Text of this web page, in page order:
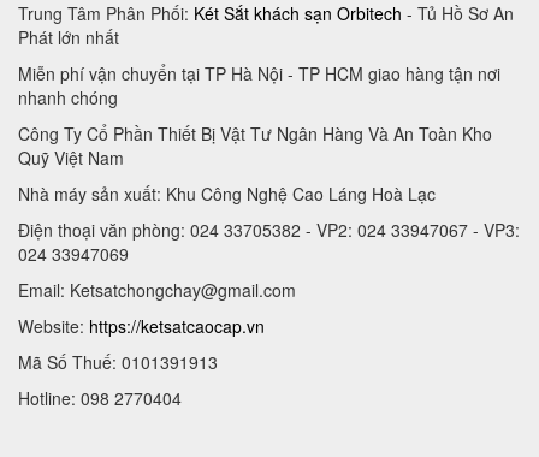
Trung Tâm Phân Phối: Két Sắt khách sạn Orbitech - Tủ Hồ Sơ An
Phát lớn nhất
Miễn phí vận chuyển tại TP Hà Nội - TP HCM giao hàng tận nơi
nhanh chóng
Công Ty Cổ Phần Thiết Bị Vật Tư Ngân Hàng Và An Toàn Kho
Quỹ Việt Nam
Nhà máy sản xuất: Khu Công Nghệ Cao Láng Hoà Lạc
Điện thoại văn phòng: 024 33705382 - VP2: 024 33947067 - VP3:
024 33947069
Email: Ketsatchongchay@gmail.com
Website: https://ketsatcaocap.vn
Mã Số Thuế: 0101391913
Hotline: 098 2770404